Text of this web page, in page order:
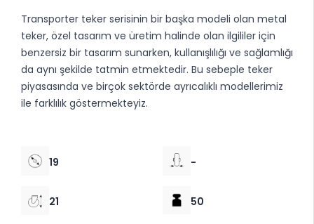
Transporter teker serisinin bir başka modeli olan metal
teker, özel tasarım ve üretim halinde olan ilgililer için
benzersiz bir tasarım sunarken, kullanışlılığı ve sağlamlığı
da aynı şekilde tatmin etmektedir. Bu sebeple teker
piyasasında ve birçok sektörde ayrıcalıklı modellerimiz
ile farklılık göstermekteyiz.
19 -
21 50